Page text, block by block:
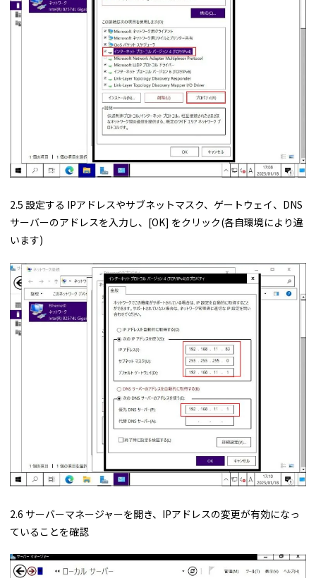
2.5 設定する IPアドレスやサブネットマスク、ゲートウェイ、DNS
サーバーのアドレスを入力し、[OK] をクリック(各自環境により違
います)
2.6 サーバーマネージャーを開き、IPアドレスの変更が有効になっ
ていることを確認